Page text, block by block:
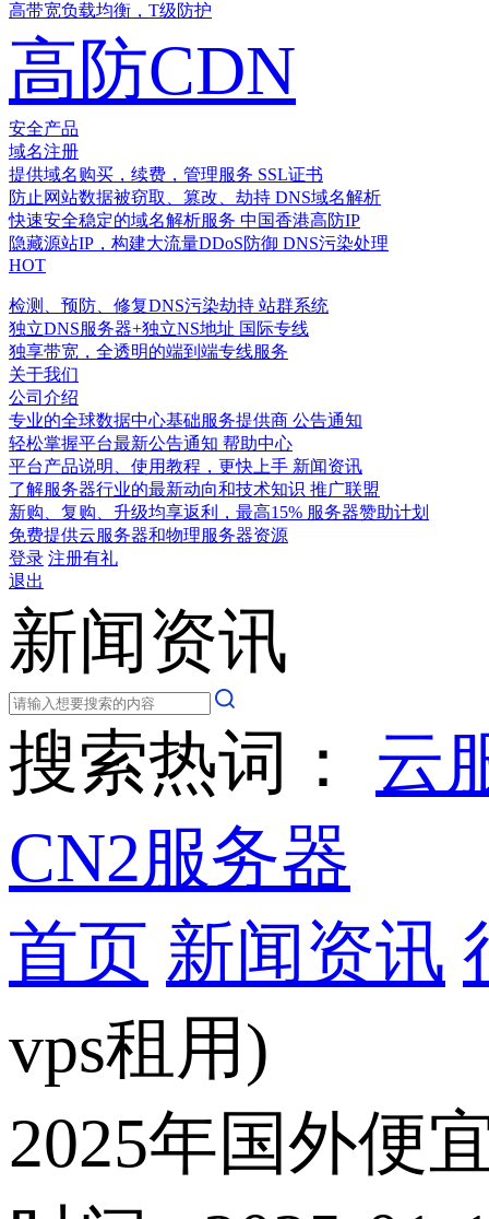
高带宽负载均衡，T级防护
高防CDN
安全产品
域名注册
提供域名购买，续费，管理服务 SSL证书
防止网站数据被窃取、篡改、劫持 DNS域名解析
快速安全稳定的域名解析服务 中国香港高防IP
隐藏源站IP，构建大流量DDoS防御 DNS污染处理
HOT
检测、预防、修复DNS污染劫持 站群系统
独立DNS服务器+独立NS地址 国际专线
独享带宽，全透明的端到端专线服务
关于我们
公司介绍
专业的全球数据中心基础服务提供商 公告通知
轻松掌握平台最新公告通知 帮助中心
平台产品说明、使用教程，更快上手 新闻资讯
了解服务器行业的最新动向和技术知识 推广联盟
新购、复购、升级均享返利，最高15% 服务器赞助计划
免费提供云服务器和物理服务器资源
登录 注册有礼
退出
新闻资讯
搜索热词： 云
CN2服务器
首页 新闻资讯
vps租用)
2025年国外便